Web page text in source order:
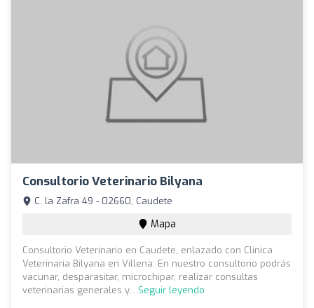
Consultorio Veterinario Bilyana
C. la Zafra 49 - 02660, Caudete
Mapa
Consultorio Veterinario en Caudete, enlazado con Clínica
Veterinaria Bilyana en Villena. En nuestro consultorio podrás
vacunar, desparasitar, microchipar, realizar consultas
veterinarias generales y... Seguir leyendo